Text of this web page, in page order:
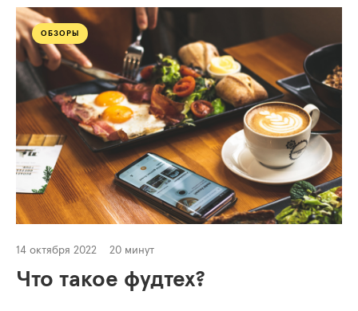
ОБЗОРЫ
14 октября 2022 20 минут
Что такое фудтех?